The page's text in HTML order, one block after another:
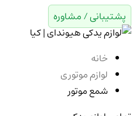
پشتیبانی / مشاوره
خانه
لوازم موتوری
شمع موتور